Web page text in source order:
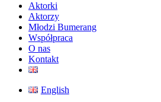
Aktorki
Aktorzy
Młodzi Bumerang
Współpraca
O nas
Kontakt
English